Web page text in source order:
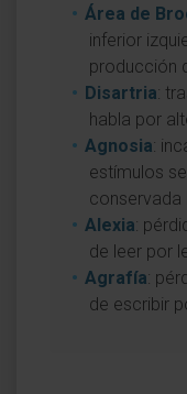
Área de
inferior
producción
Disartria:
habla por
Agnosia:
estímulos
conservada
Alexia:
de leer por
Agrafía:
de escribir